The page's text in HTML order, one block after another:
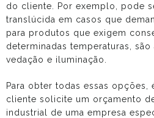
do cliente. Por exemplo, pode
translúcida em casos que
para produtos que exigem
determinadas temperaturas,
vedação e iluminação.
Para obter todas essas opções,
cliente solicite um orçamento
industrial
de uma empresa